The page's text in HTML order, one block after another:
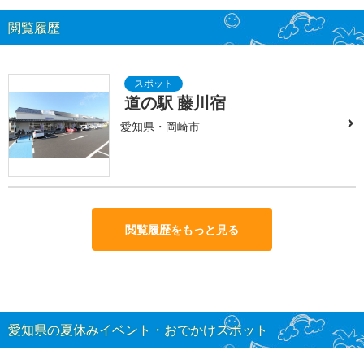
閲覧履歴
道の駅 藤川宿
愛知県・岡崎市
閲覧履歴をもっと見る
愛知県の夏休みイベント・おでかけスポット